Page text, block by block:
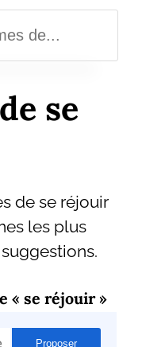
se
de se réjouir
les plus
« se réjouir »